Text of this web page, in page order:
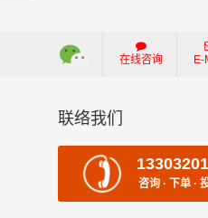
在线咨询 E-
联络我们
咨询 · 下单 ·